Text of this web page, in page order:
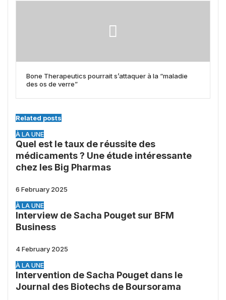
Bone Therapeutics pourrait s’attaquer à la “maladie
des os de verre”
Related posts
À LA UNE
Quel est le taux de réussite des
médicaments ? Une étude intéressante
chez les Big Pharmas
6 February 2025
À LA UNE
Interview de Sacha Pouget sur BFM
Business
4 February 2025
À LA UNE
Intervention de Sacha Pouget dans le
Journal des Biotechs de Boursorama